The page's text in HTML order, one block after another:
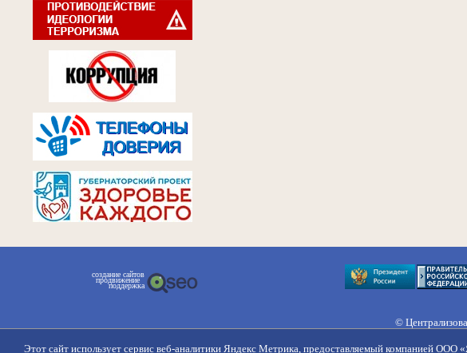
создание сайтов
продвижение
поддержка
©
Этот сайт использует сервис веб-аналитики Яндекс Метрика, предоставляемый компанией